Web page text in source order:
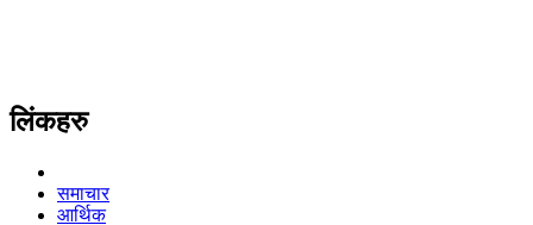
लिंकहरु
समाचार
आर्थिक